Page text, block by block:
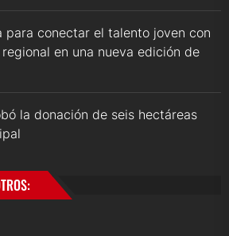
para conectar el talento joven con
en una nueva edición de
la donación de seis hectáreas